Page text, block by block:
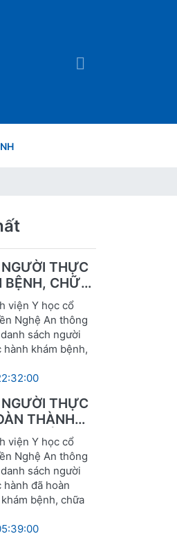
THỰC
BỆNH, CHỮA
viện Y học cổ
Nghệ An thông
sách người
hành khám bệnh,
THỰC
THÀNH
HÀNH
CHỮA BỆNH
viện Y học cổ
Nghệ An thông
sách người
hành đã hoàn
bệnh, chữa